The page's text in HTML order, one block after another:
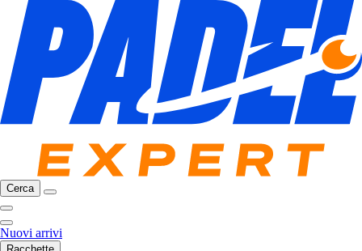
Cerca
Nuovi arrivi